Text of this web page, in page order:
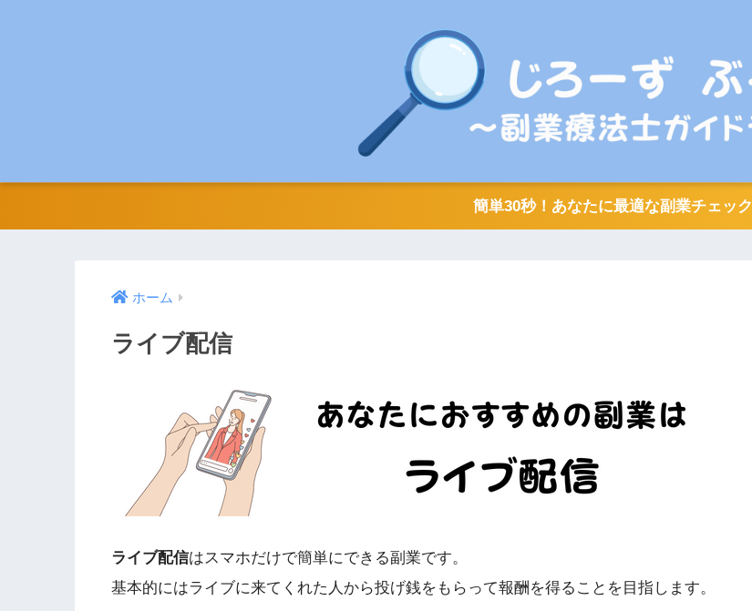
簡単30秒！あなたに最適な副業チェック
ホーム
ライブ配信
ライブ配信はスマホだけで簡単にできる副業です。
基本的にはライブに来てくれた人から投げ銭をもらって報酬を得ることを目指します。